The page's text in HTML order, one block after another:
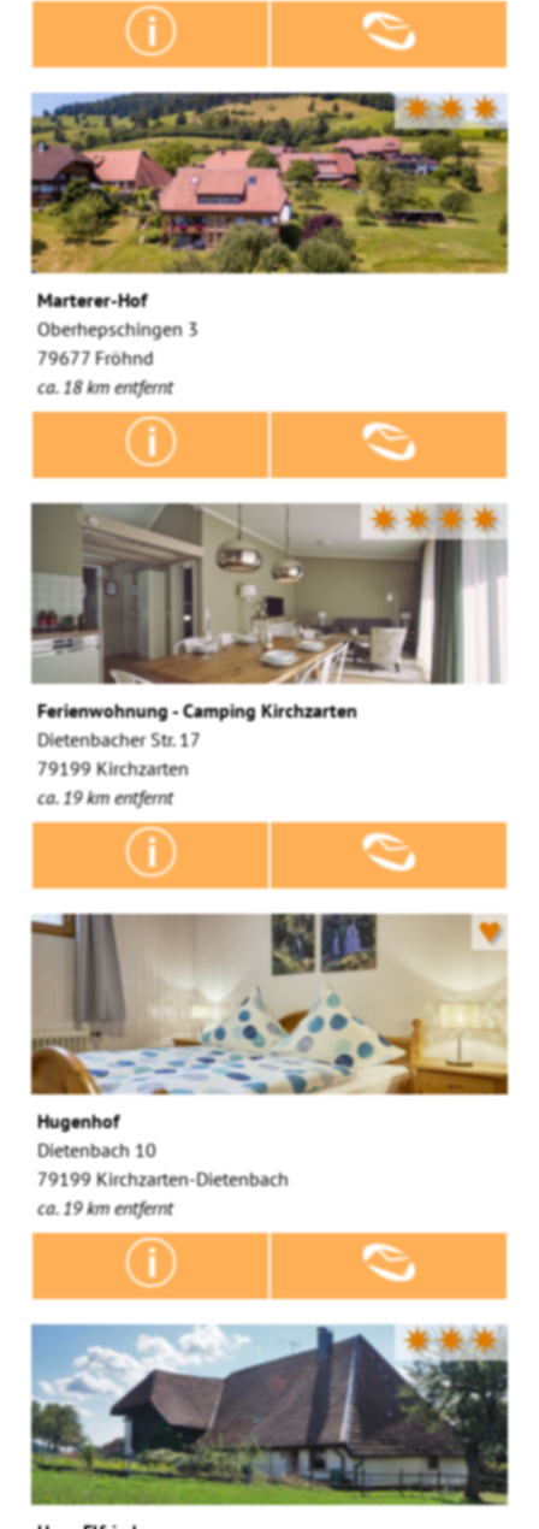
✷✷✷
Marterer-Hof
Oberhepschingen 3
79677 Fröhnd
ca. 18 km entfernt
✷✷✷✷
Ferienwohnung - Camping Kirchzarten
Dietenbacher Str. 17
79199 Kirchzarten
ca. 19 km entfernt
♥
Hugenhof
Dietenbach 10
79199 Kirchzarten-Dietenbach
ca. 19 km entfernt
✷✷✷